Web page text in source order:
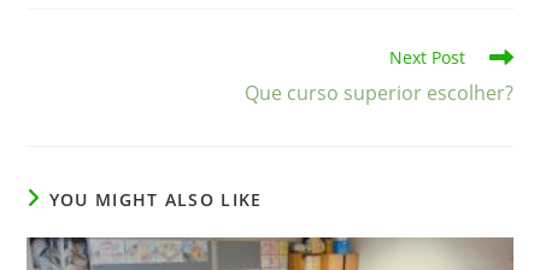
Next Post
Que curso superior escolher?
YOU MIGHT ALSO LIKE